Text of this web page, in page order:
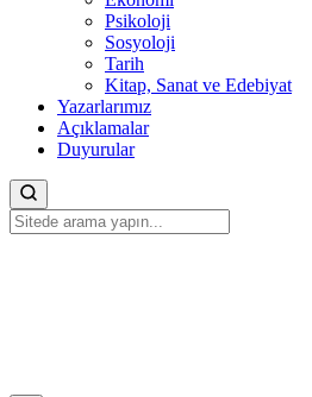
Psikoloji
Sosyoloji
Tarih
Kitap, Sanat ve Edebiyat
Yazarlarımız
Açıklamalar
Duyurular